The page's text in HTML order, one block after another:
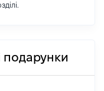
подарунки